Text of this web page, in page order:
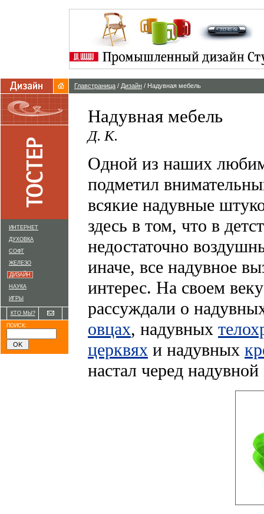
Главстраница / Дизайн / Надувная мебель
ИНТЕРНЕТ
ДУХОВКА
СОФТ
ЖЕЛЕЗО
ДИЗАЙН
НАУКА
ИГРЫ
КТО МЫ?
ПОИСК:
Надувная мебель
Д. К.
Одной из наших
подметил
всякие надувные
здесь в том, что в
недостаточно
иначе, все надувное
интерес. На своем
рассуждали о
овцах, надувных
церквях и надувных
настал черед